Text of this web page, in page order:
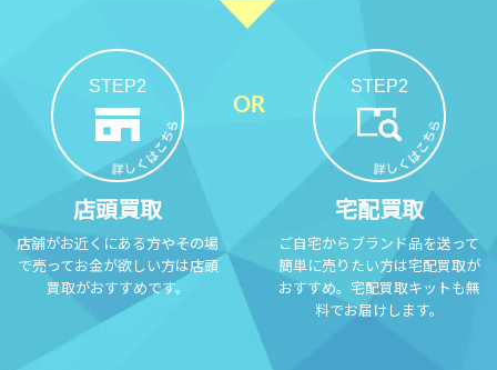
STEP2
店頭買取
店舗がお近くにある方やその場
で売ってお金が欲しい方は店頭
買取がおすすめです。
STEP2
宅配買取
ご自宅からブランド品を送って
簡単に売りたい方は宅配買取が
おすすめ。宅配買取キットも無
料でお届けします。